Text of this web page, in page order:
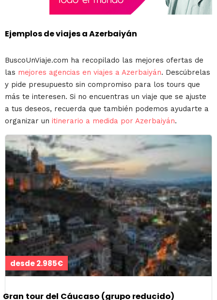
Ejemplos de viajes a Azerbaiyán
BuscoUnViaje.com ha recopilado las mejores ofertas de
las mejores agencias en viajes a Azerbaiyán. Descúbrelas
y pide presupuesto sin compromiso para los tours que
más te interesen. Si no encuentras un viaje que se ajuste
a tus deseos, recuerda que también podemos ayudarte a
organizar un itinerario a medida por Azerbaiyán.
desde 2.985€
Gran tour del Cáucaso (grupo reducido)